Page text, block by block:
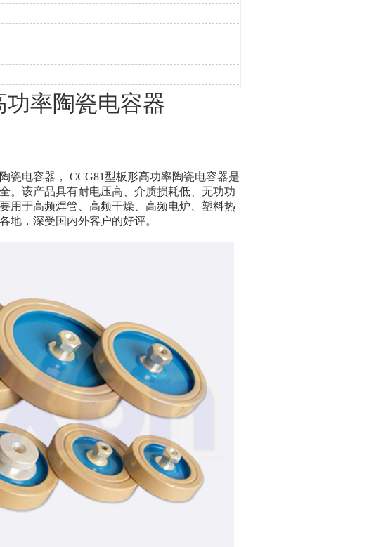
率陶瓷电容器
瓷电容器， CCG81型板形高功率陶瓷电容器是
。该产品具有耐电压高、介质损耗低、无功功
用于高频焊管、高频干燥、高频电炉、塑料热
地，深受国内外客户的好评。